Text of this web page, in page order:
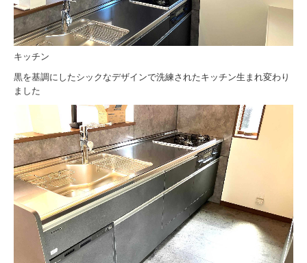
キッチン
黒を基調にしたシックなデザインで洗練されたキッチン生まれ変わり
ました